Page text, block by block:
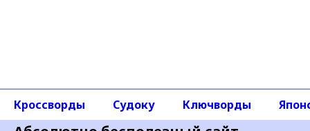
Кроссворды Судоку Ключворды